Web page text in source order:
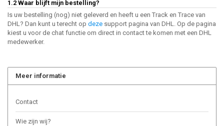
1.2 Waar blijft mijn bestelling?
Is uw bestelling (nog) niet geleverd en heeft u een Track en Trace van
DHL? Dan kunt u terecht op deze support pagina van DHL. Op de pagina
kiest u voor de chat functie om direct in contact te komen met een DHL
medewerker.
Meer informatie
Contact
Wie zijn wij?